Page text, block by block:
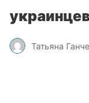
Татьяна